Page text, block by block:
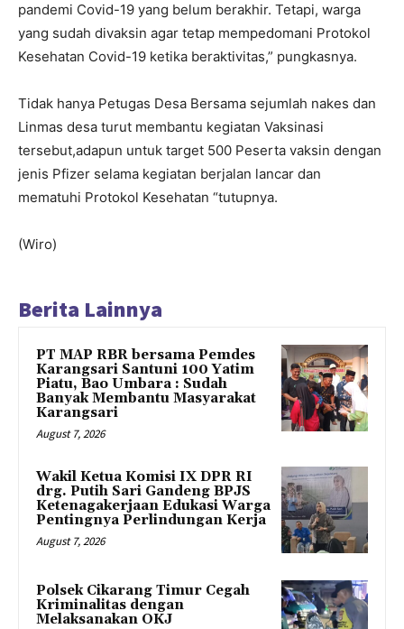
pandemi Covid-19 yang belum berakhir. Tetapi, warga
yang sudah divaksin agar tetap mempedomani Protokol
Kesehatan Covid-19 ketika beraktivitas,” pungkasnya.
Tidak hanya Petugas Desa Bersama sejumlah nakes dan
Linmas desa turut membantu kegiatan Vaksinasi
tersebut,adapun untuk target 500 Peserta vaksin dengan
jenis Pfizer selama kegiatan berjalan lancar dan
mematuhi Protokol Kesehatan “tutupnya.
(Wiro)
Berita Lainnya
PT MAP RBR bersama Pemdes
Karangsari Santuni 100 Yatim
Piatu, Bao Umbara : Sudah
Banyak Membantu Masyarakat
Karangsari
August 7, 2026
Wakil Ketua Komisi IX DPR RI
drg. Putih Sari Gandeng BPJS
Ketenagakerjaan Edukasi Warga
Pentingnya Perlindungan Kerja
August 7, 2026
Polsek Cikarang Timur Cegah
Kriminalitas dengan
Melaksanakan OKJ